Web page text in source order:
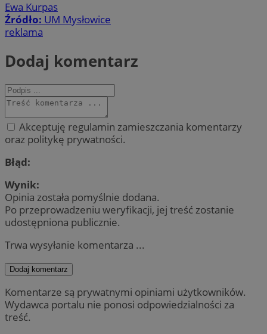
Ewa Kurpas
Źródło: UM Mysłowice
reklama
Dodaj komentarz
Akceptuję regulamin zamieszczania komentarzy
oraz politykę prywatności.
Błąd:
Wynik:
Opinia została pomyślnie dodana.
Po przeprowadzeniu weryfikacji, jej treść zostanie
udostępniona publicznie.
Trwa wysyłanie komentarza ...
Dodaj komentarz
Komentarze są prywatnymi opiniami użytkowników.
Wydawca portalu nie ponosi odpowiedzialności za
treść.